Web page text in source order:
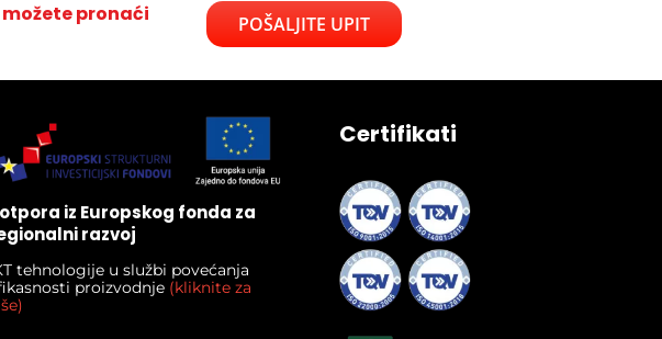
pronaći
POŠALJITE UPIT
iz Europskog fonda za
razvoj
tehnologije u službi povećanja
proizvodnje (kliknite za
Certifikati